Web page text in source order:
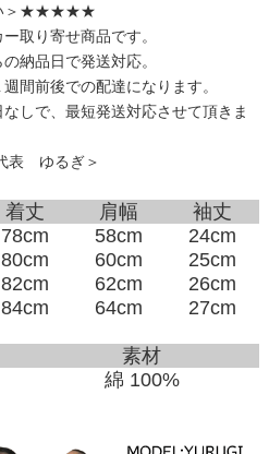
＞★★★★★
取り寄せ商品です。
納品日で発送対応。
間前後での配達になります。
しで、最短発送対応させて頂きま
表 ゆるぎ＞
着丈 肩幅
袖丈
78cm 58cm
24cm
80cm 60cm
25cm
82cm 62cm
26cm
84cm 64cm 27cm
素材
綿 100%